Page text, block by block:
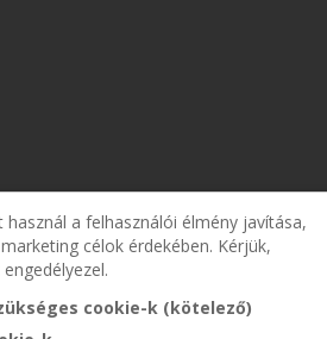
használ a felhasználói élmény javítása,
célok érdekében. Kérjük,
cookie-k (kötelező)